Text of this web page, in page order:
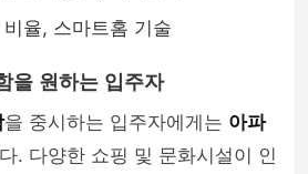
율, 스마트홈 기술
을 원하는 입주자
을 중시하는 입주자에게는 아파
. 다양한 쇼핑 및 문화시설이 인